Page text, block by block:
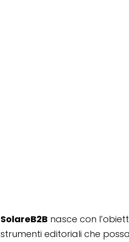
SolareB2B nasce con
strumenti editoriali che